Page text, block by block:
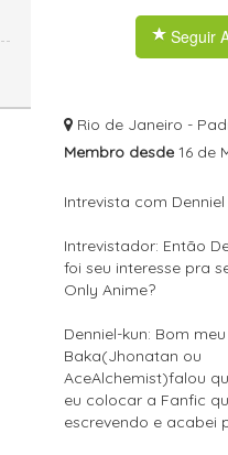
Seguir
Rio de Janeiro -
Membro desde16 de
Intrevista com Denniel
Intrevistador: Então
foi seu interesse pra
Only Anime?
Denniel-kun: Bom
Baka(Jhonatan ou
AceAlchemist)falou
eu colocar a Fanfic
escrevendo e acabei